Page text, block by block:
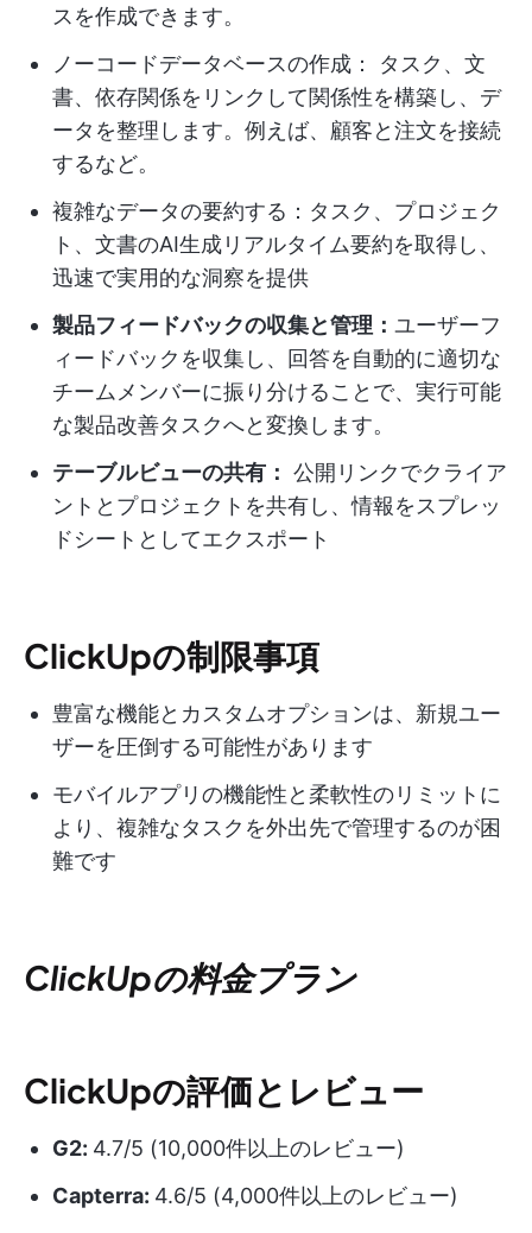
スを作成できます。
ノーコードデータベースの作成： タスク、文
書、依存関係をリンクして関係性を構築し、デ
ータを整理します。例えば、顧客と注文を接続
するなど。
複雑なデータの要約する： タスク、プロジェク
ト、文書のAI生成リアルタイム要約を取得し、
迅速で実用的な洞察を提供
製品フィードバックの収集と管理： ユーザーフ
ィードバックを収集し、回答を自動的に適切な
チームメンバーに振り分けることで、実行可能
な製品改善タスクへと変換します。
テーブルビューの共有： 公開リンクでクライア
ントとプロジェクトを共有し、情報をスプレッ
ドシートとしてエクスポート
ClickUpの制限事項
豊富な機能とカスタムオプションは、新規ユー
ザーを圧倒する可能性があります
モバイルアプリの機能性と柔軟性のリミットに
より、複雑なタスクを外出先で管理するのが困
難です
ClickUpの料金プラン
ClickUpの評価とレビュー
G2: 4.7/5 (10,000件以上のレビュー)
Capterra: 4.6/5 (4,000件以上のレビュー)